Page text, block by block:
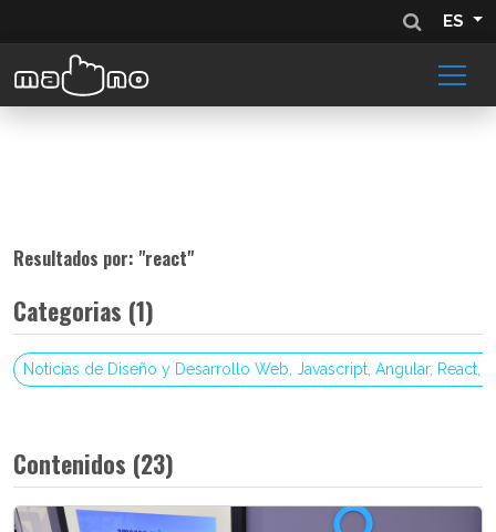
ES
Resultados por: "react"
Categorias (1)
Noticias de Diseño y Desarrollo Web, Javascript, Angular, React,
Contenidos (23)